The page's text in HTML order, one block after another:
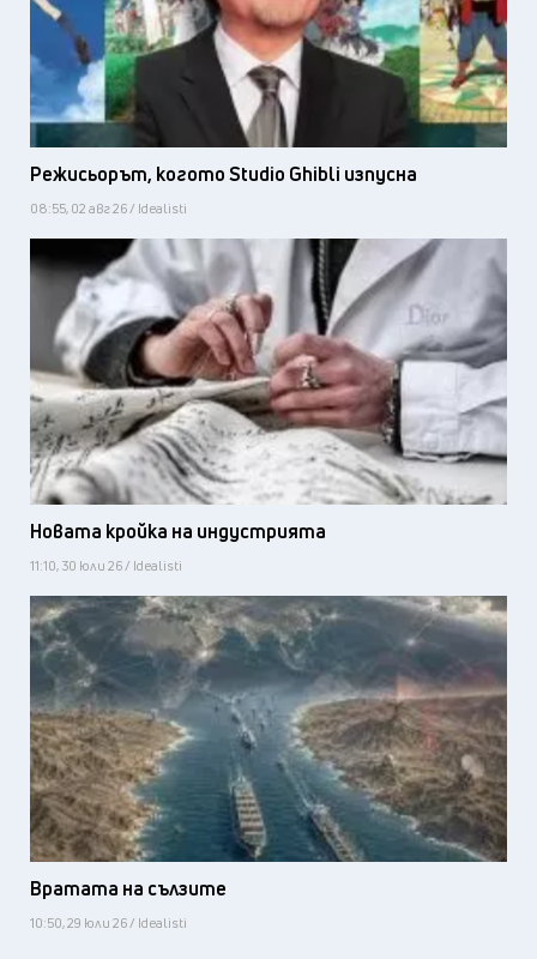
Режисьорът, когото Studio Ghibli изпусна
08:55, 02 авг 26 / Idealisti
Новата кройка на индустрията
11:10, 30 юли 26 / Idealisti
Вратата на сълзите
10:50, 29 юли 26 / Idealisti